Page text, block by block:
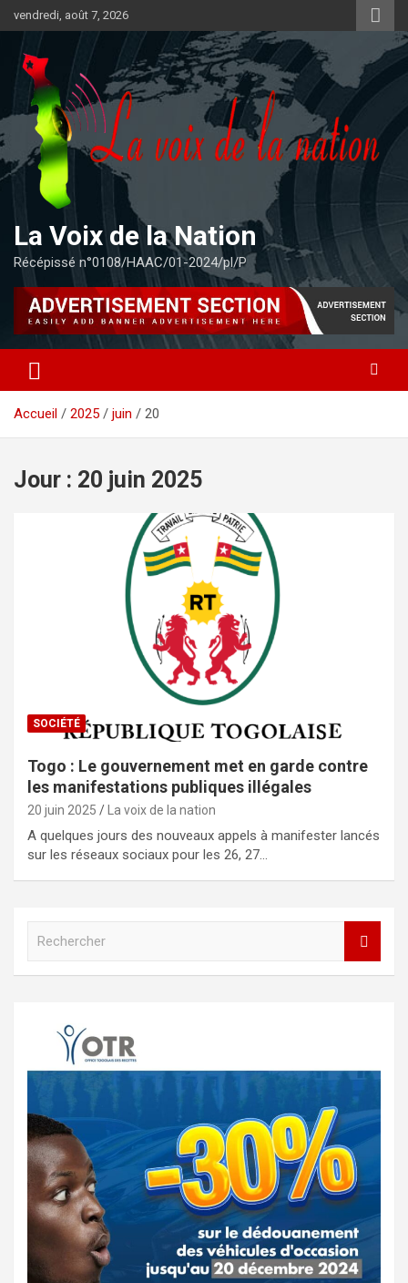
au
contenu
vendredi, août 7, 2026
La Voix de la Nation
Récépissé n°0108/HAAC/01-2024/pl/P
Accueil 2025 juin 20
Jour : 20 juin 2025
SOCIÉTÉ
Togo : Le gouvernement met en garde contre
les manifestations publiques illégales
20 juin 2025 La voix de la nation
A quelques jours des nouveaux appels à manifester lancés
sur les réseaux sociaux pour les 26, 27…